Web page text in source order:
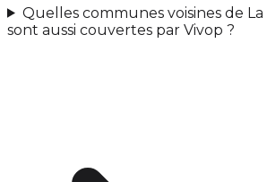
Quelles communes voisines de
sont aussi couvertes par Vivop ?